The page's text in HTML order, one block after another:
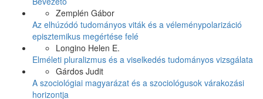
Zemplén Gábor
Az elhúzódó tudományos viták és a véleménypolarizáció
episztemikus megértése felé
Longino Helen E.
Elméleti pluralizmus és a viselkedés tudományos vizsgálata
Gárdos Judit
A szociológiai magyarázat és a szociológusok várakozási
horizontja